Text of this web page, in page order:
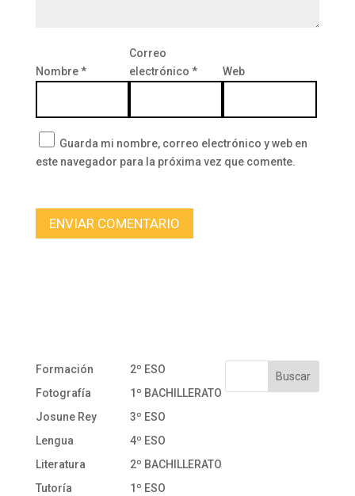
Nombre*
Correo
electrónico* Web
Guarda mi nombre, correo electrónico y web en
este navegador para la próxima vez que comente.
Formación
Fotografía
Josune Rey
Lengua
Literatura
Tutoría
2º ESO
1º BACHILLERATO
3º ESO
4º ESO
2º BACHILLERATO
1º ESO